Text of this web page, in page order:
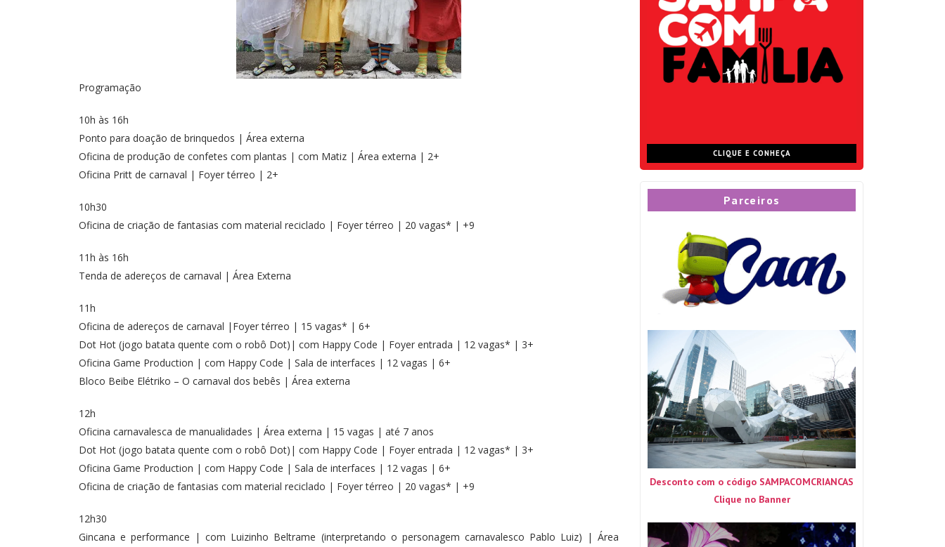
Programação
10h às 16h
Ponto para doação de brinquedos | Área externa
Oficina de produção de confetes com plantas | com Matiz | Área externa | 2+
Oficina Pritt de carnaval | Foyer térreo | 2+
10h30
Oficina de criação de fantasias com material reciclado | Foyer térreo | 20 vagas* | +9
11h às 16h
Tenda de adereços de carnaval | Área Externa
11h
Oficina de adereços de carnaval |Foyer térreo | 15 vagas* | 6+
Dot Hot (jogo batata quente com o robô Dot)| com Happy Code | Foyer entrada | 12 vagas* | 3+
Oficina Game Production | com Happy Code | Sala de interfaces | 12 vagas | 6+
Bloco Beibe Elétriko – O carnaval dos bebês | Área externa
12h
Oficina carnavalesca de manualidades | Área externa | 15 vagas | até 7 anos
Dot Hot (jogo batata quente com o robô Dot)| com Happy Code | Foyer entrada | 12 vagas* | 3+
Oficina Game Production | com Happy Code | Sala de interfaces | 12 vagas | 6+
Oficina de criação de fantasias com material reciclado | Foyer térreo | 20 vagas* | +9
12h30
Gincana e performance | com Luizinho Beltrame (interpretando o personagem carnavalesco Pablo Luiz) | Área
CLIQUE E CONHEÇA
Parceiros
Desconto com o código SAMPACOMCRIANCAS
Clique no Banner